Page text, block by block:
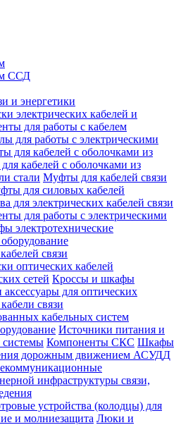
ССД
и энергетики
электрических кабелей и
для работы с кабелем
для работы с электрическими
для кабелей с оболочками из
кабелей с оболочками из
стали Муфты для кабелей связи
для силовых кабелей
для электрических кабелей связи
для работы с электрическими
электротехнические
связи
оптических кабелей
сетей Кроссы и шкафы
для оптических
связи
кабельных систем
Источники питания и
системы Компоненты СКС Шкафы
дорожным движением АСУДД
инфраструктуры связи,
устройства (колодцы) для
и молниезащита Люки и